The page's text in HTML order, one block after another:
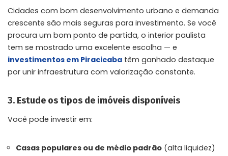
Cidades com bom desenvolvimento urbano e demanda
crescente são mais seguras para investimento. Se você
procura um bom ponto de partida, o interior paulista
tem se mostrado uma excelente escolha — e
investimentos em Piracicaba têm ganhado destaque
por unir infraestrutura com valorização constante.
3. Estude os tipos de imóveis disponíveis
Você pode investir em:
Casas populares ou de médio padrão (alta liquidez)